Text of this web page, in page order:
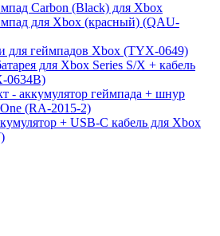
Carbon (Black) для Xbox
для Xbox (красный) (QAU-
для геймпадов Xbox (TYX-0649)
для Xbox Series S/X + кабель
0634B)
- аккумулятор геймпада + шнур
(RA-2015-2)
+ USB-C кабель для Xbox